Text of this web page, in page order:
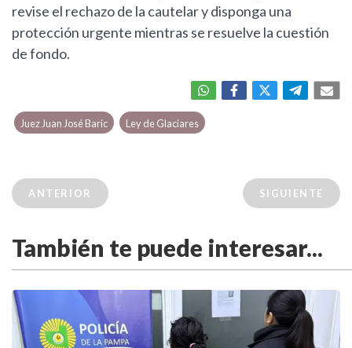
revise el rechazo de la cautelar y disponga una
protección urgente mientras se resuelve la cuestión
de fondo.
Juez Juan José Baric Ley de Glaciares
ANTERIOR SIGUIENTE
También te puede interesar...